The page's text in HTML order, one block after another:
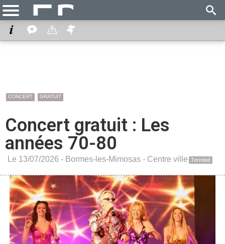
CONCERT GRATUIT
Concert gratuit : Les
années 70-80
Le 13/07/2026 - Bormes-les-Mimosas - Centre ville Terminé